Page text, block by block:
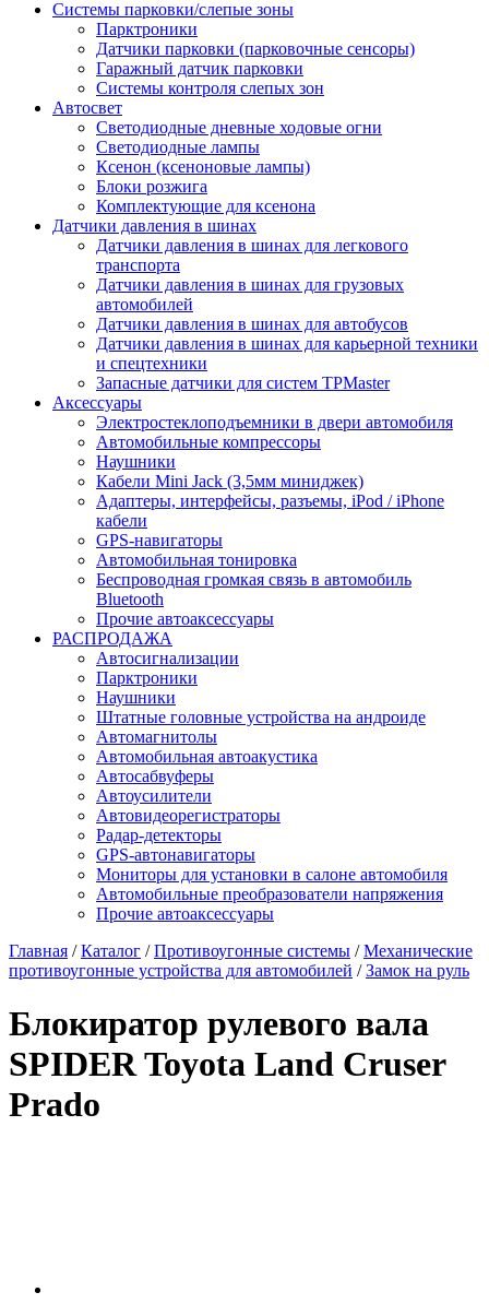
Системы парковки/слепые зоны
Парктроники
Датчики парковки (парковочные сенсоры)
Гаражный датчик парковки
Системы контроля слепых зон
Автосвет
Светодиодные дневные ходовые огни
Светодиодные лампы
Ксенон (ксеноновые лампы)
Блоки розжига
Комплектующие для ксенона
Датчики давления в шинах
Датчики давления в шинах для легкового
транспорта
Датчики давления в шинах для грузовых
автомобилей
Датчики давления в шинах для автобусов
Датчики давления в шинах для карьерной техники
и спецтехники
Запасные датчики для систем TPMaster
Аксессуары
Электростеклоподъемники в двери автомобиля
Автомобильные компрессоры
Наушники
Кабели Mini Jack (3,5мм миниджек)
Адаптеры, интерфейсы, разъемы, iPod / iPhone
кабели
GPS-навигаторы
Автомобильная тонировка
Беспроводная громкая связь в автомобиль
Bluetooth
Прочие автоаксессуары
РАСПРОДАЖА
Автосигнализации
Парктроники
Наушники
Штатные головные устройства на андроиде
Автомагнитолы
Автомобильная автоакустика
Автосабвуферы
Автоусилители
Автовидеорегистраторы
Радар-детекторы
GPS-автонавигаторы
Мониторы для установки в салоне автомобиля
Автомобильные преобразователи напряжения
Прочие автоаксессуары
Главная /Каталог /Противоугонные системы /Механические
противоугонные устройства для автомобилей /Замок на руль
Блокиратор рулевого вала
SPIDER Toyota Land Cruser
Prado